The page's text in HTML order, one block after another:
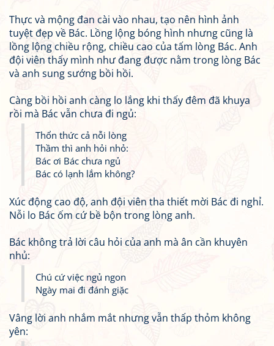
Thực và mộng đan cài vào nhau, tạo nên hình ảnh
tuyệt đẹp về Bác. Lồng lộng bóng hình nhưng cũng là
lồng lộng chiều rộng, chiều cao của tấm lòng Bác. Anh
đội viên thấy mình như đang được nằm trong lòng Bác
và anh sung sướng bồi hồi.
Càng bồi hồi anh càng lo lắng khi thấy đêm đã khuya
rồi mà Bác vẫn chưa đi ngủ:
Thổn thức cả nỗi lòng
Thầm thì anh hỏi nhỏ:
Bác ơi Bác chưa ngủ
Bác có lạnh lắm không?
Xúc động cao độ, anh đội viên tha thiết mời Bác đi nghỉ.
Nỗi lo Bác ốm cứ bề bộn trong lòng anh.
Bác không trả lời câu hỏi của anh mà ân cần khuyên
nhủ:
Chú cứ việc ngủ ngon
Ngày mai đi đánh giặc
Vâng lời anh nhắm mắt nhưng vẫn thấp thỏm không
yên: